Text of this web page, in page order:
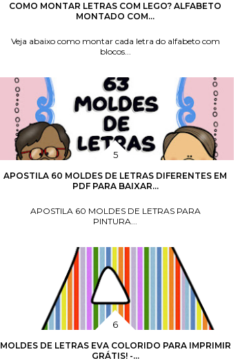
COMO MONTAR LETRAS COM LEGO? ALFABETO
MONTADO COM...
Veja abaixo como montar cada letra do alfabeto com
blocos...
APOSTILA 60 MOLDES DE LETRAS DIFERENTES EM
PDF PARA BAIXAR...
APOSTILA 60 MOLDES DE LETRAS PARA
PINTURA...
MOLDES DE LETRAS EVA COLORIDO PARA IMPRIMIR
GRÁTIS! -...